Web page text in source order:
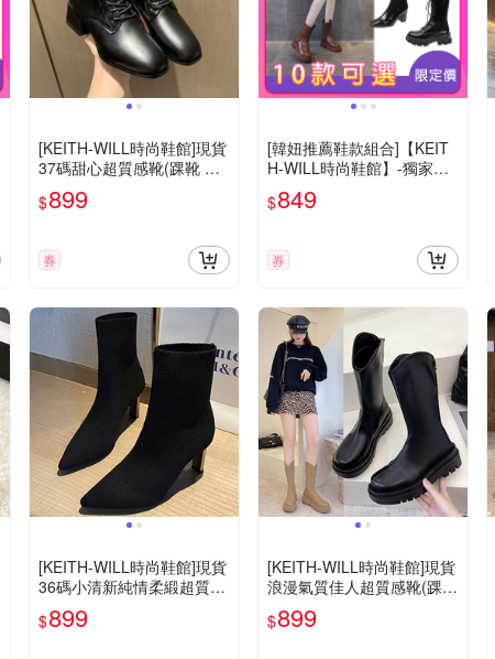
[KEITH-WILL時尚鞋館]現貨
37碼甜心超質感靴(踝靴 靴
子 休閒鞋 馬丁靴 短靴)
$899
券
[韓妞推薦鞋款組合]【KEIT
H-WILL時尚鞋館】-獨家限
量下殺 秋冬趨勢獨家網紅爆
款美靴/短靴/中筒靴/機車靴/
$849
券
[KEITH-WILL時尚鞋館]現貨
36碼小清新純情柔緞超質感
靴(踝靴 靴子 休閒鞋 馬丁靴
短靴)
$899
[KEITH-WILL時尚鞋館]現貨
浪漫氣質佳人超質感靴(踝靴
靴子 休閒鞋 馬丁靴 短靴)
$899